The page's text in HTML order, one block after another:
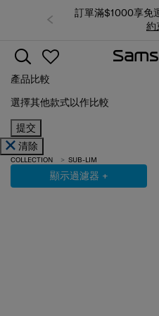
訂單滿$1000享免
約
產品比較
選擇其他款式以作比較
提交
清除
COLLECTION SUB-LIM
顯示過濾器 +